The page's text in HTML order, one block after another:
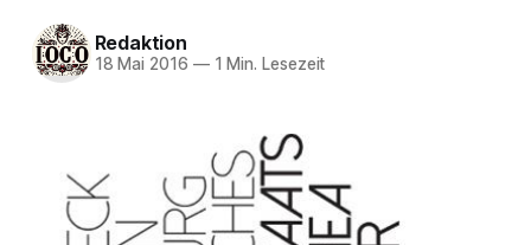
Redaktion
18 Mai 2016 —1 Min. Lesezeit